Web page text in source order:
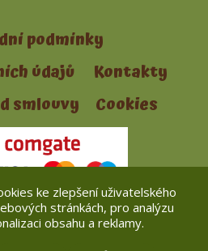
podmínky
údajů
Kontakty
smlouvy
Cookies
houbare.cz
ke zlepšení uživatelského
stránkách, pro analýzu
obsahu a reklamy.